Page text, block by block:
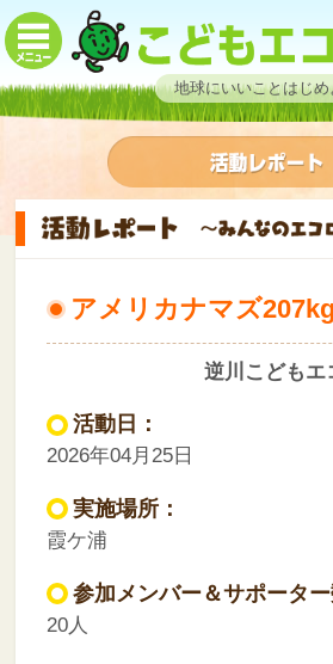
地球にいいことはじめ
アメリカナマズ207kg
逆川こどもエ
活動日：
2026年04月25日
実施場所：
霞ケ浦
参加メンバー＆サポーター
20人